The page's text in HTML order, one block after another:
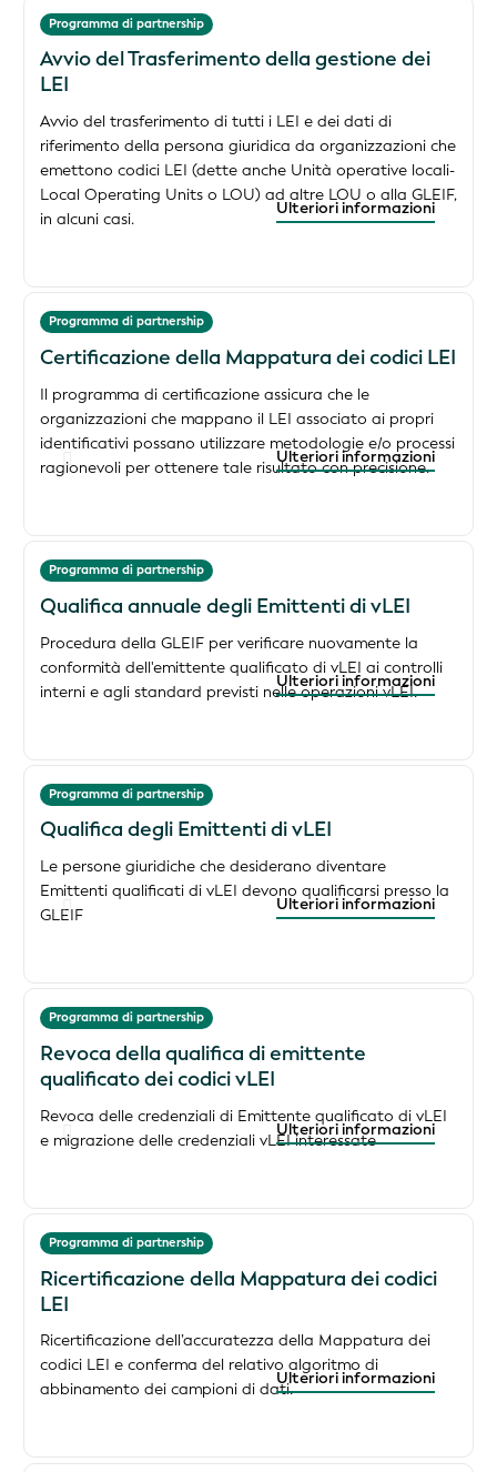
Programma di partnership
Avvio del Trasferimento della gestione dei
LEI
Avvio del trasferimento di tutti i LEI e dei dati di
riferimento della persona giuridica da organizzazioni che
emettono codici LEI (dette anche Unità operative locali-
Local Operating Units o LOU) ad altre LOU o alla GLEIF,
in alcuni casi.
Ulteriori informazioni
Programma di partnership
Certificazione della Mappatura dei codici LEI
Il programma di certificazione assicura che le
organizzazioni che mappano il LEI associato ai propri
identificativi possano utilizzare metodologie e/o processi
ragionevoli per ottenere tale risultato con precisione.
Ulteriori informazioni
Programma di partnership
Qualifica annuale degli Emittenti di vLEI
Procedura della GLEIF per verificare nuovamente la
conformità dell'emittente qualificato di vLEI ai controlli
interni e agli standard previsti nelle operazioni vLEI.
Ulteriori informazioni
Programma di partnership
Qualifica degli Emittenti di vLEI
Le persone giuridiche che desiderano diventare
Emittenti qualificati di vLEI devono qualificarsi presso la
GLEIF
Ulteriori informazioni
Programma di partnership
Revoca della qualifica di emittente
qualificato dei codici vLEI
Revoca delle credenziali di Emittente qualificato di vLEI
e migrazione delle credenziali vLEI interessate
Ulteriori informazioni
Programma di partnership
Ricertificazione della Mappatura dei codici
LEI
Ricertificazione dell’accuratezza della Mappatura dei
codici LEI e conferma del relativo algoritmo di
abbinamento dei campioni di dati.
Ulteriori informazioni